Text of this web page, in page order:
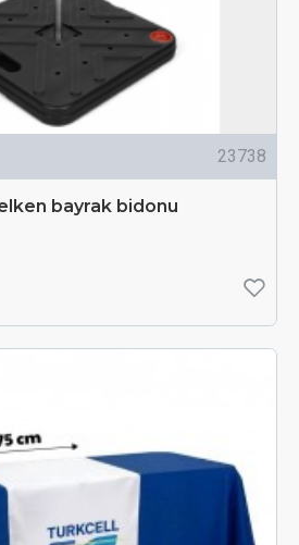
23738
bayrak bidonu